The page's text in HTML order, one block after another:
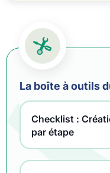
La boîte à outils
Checklist :
par étape